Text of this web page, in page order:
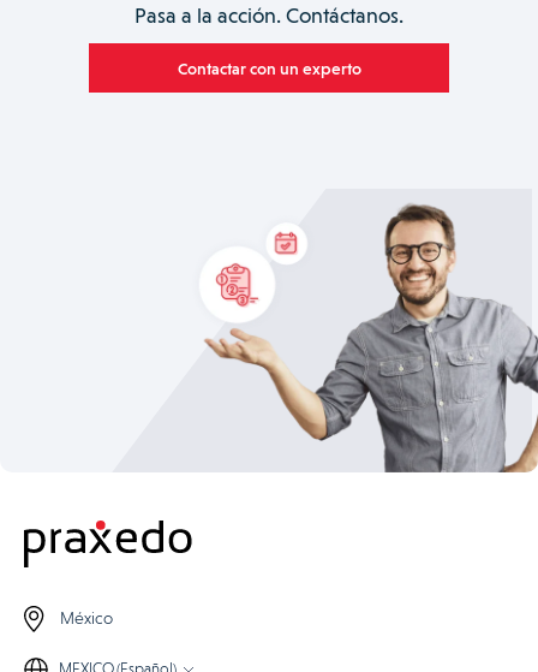
Pasa a la acción. Contáctanos.
Contactar con un experto
México